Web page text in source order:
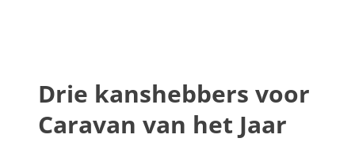
Drie kanshebbers voor
Caravan van het Jaar